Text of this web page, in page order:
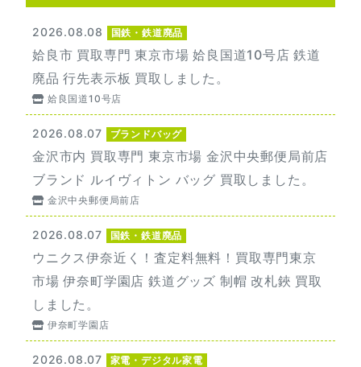
2026.08.08 国鉄・鉄道廃品
姶良市 買取専門 東京市場 姶良国道10号店 鉄道
廃品 行先表示板 買取しました。
姶良国道10号店
2026.08.07 ブランドバッグ
金沢市内 買取専門 東京市場 金沢中央郵便局前店
ブランド ルイヴィトン バッグ 買取しました。
金沢中央郵便局前店
2026.08.07 国鉄・鉄道廃品
ウニクス伊奈近く！査定料無料！買取専門東京
市場 伊奈町学園店 鉄道グッズ 制帽 改札鋏 買取
しました。
伊奈町学園店
2026.08.07 家電・デジタル家電